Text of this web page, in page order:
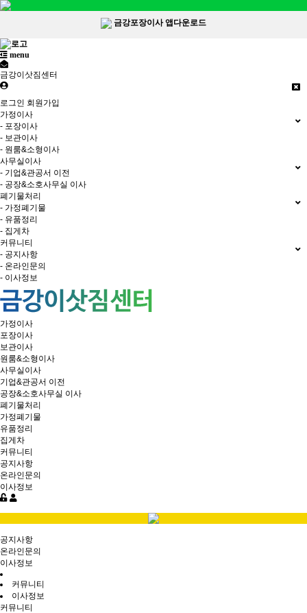
금강포장이사 앱다운로드
menu
금강이삿짐센터
로그인 회원가입
가정이사
- 포장이사
- 보관이사
- 원룸&소형이사
사무실이사
- 기업&관공서 이전
- 공장&소호사무실 이사
폐기물처리
- 가정폐기물
- 유품정리
- 집게차
커뮤니티
- 공지사항
- 온라인문의
- 이사정보
가정이사
포장이사
보관이사
원룸&소형이사
사무실이사
기업&관공서 이전
공장&소호사무실 이사
폐기물처리
가정폐기물
유품정리
집게차
커뮤니티
공지사항
온라인문의
이사정보
공지사항
온라인문의
이사정보
커뮤니티
이사정보
커뮤니티